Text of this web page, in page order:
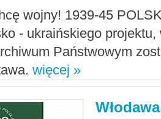
wojny! 1939-45
- ukraińskiego
Państwowym
więcej »